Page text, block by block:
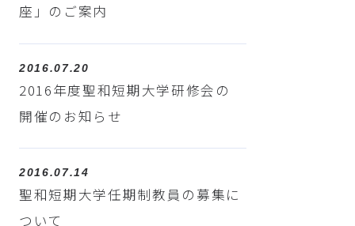
座」のご案内
2016.07.20
2016年度聖和短期大学研修会の
開催のお知らせ
2016.07.14
聖和短期大学任期制教員の募集に
ついて